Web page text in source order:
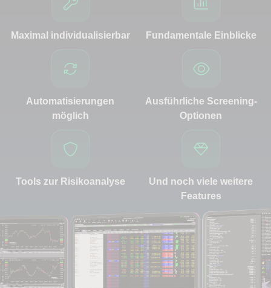
Maximal individualisierbar Fundamentale Einblicke
Automatisierungen
möglich
Ausführliche Screening-
Optionen
Tools zur Risikoanalyse
Und noch viele weitere
Features